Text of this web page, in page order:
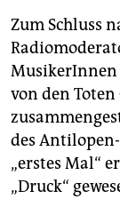
Zum Schluss
MusikerInnen
von den
des Antilopen-
„erstes Mal“
„Druck“